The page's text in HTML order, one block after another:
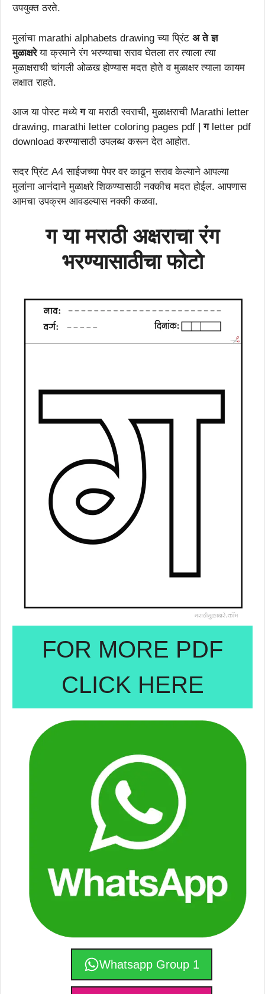
उपयुक्त ठरते.
मुलांचा marathi alphabets drawing च्या प्रिंट अ ते ज्ञ
मुळाक्षरेया क्रमाने रंग भरण्याचा सराव घेतला तर त्याला त्या
मुळाक्षराची चांगली ओळख होण्यास मदत होते व मुळाक्षर त्याला कायम
लक्षात राहते.
आज या पोस्ट मध्येगया मराठी स्वराची, मुळाक्षराची Marathi letter
drawing, marathi letter coloring pages pdf | ग letter pdf
download करण्यासाठी उपलब्ध करून देत आहोत.
सदर प्रिंट A4 साईजच्या पेपर वर काढून सराव केल्याने आपल्या
मुलांना आनंदाने मुळाक्षरे शिकण्यासाठी नक्कीच मदत होईल. आपणास
आमचा उपक्रम आवडल्यास नक्की कळवा.
गया मराठी अक्षराचा रंग
भरण्यासाठीचा फोटो
FOR MORE PDF
CLICK HERE
Whatsapp Group 1